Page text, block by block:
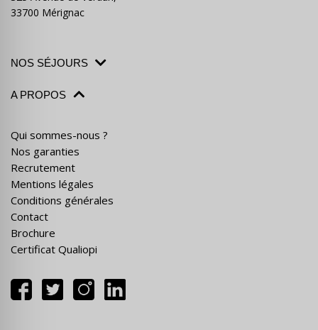
33700 Mérignac
NOS SÉJOURS
A PROPOS
Qui sommes-nous ?
Nos garanties
Recrutement
Mentions légales
Conditions générales
Contact
Brochure
Certificat Qualiopi